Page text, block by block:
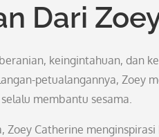
Dari
keingintahuan, dan
petualangannya, Zoey
membantu sesama.
Zoey Catherine